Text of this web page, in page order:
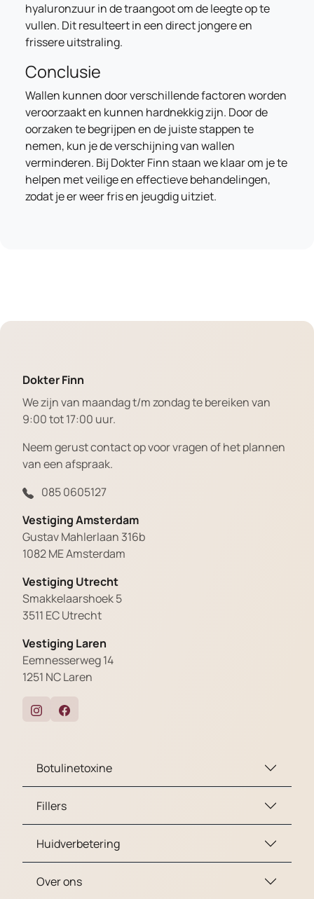
hyaluronzuur in de traangoot om de leegte op te
vullen. Dit resulteert in een direct jongere en
frissere uitstraling.
Conclusie
Wallen kunnen door verschillende factoren worden
veroorzaakt en kunnen hardnekkig zijn. Door de
oorzaken te begrijpen en de juiste stappen te
nemen, kun je de verschijning van wallen
verminderen. Bij Dokter Finn staan we klaar om je te
helpen met veilige en effectieve behandelingen,
zodat je er weer fris en jeugdig uitziet.
Dokter Finn
We zijn van maandag t/m zondag te bereiken van
9:00 tot 17:00 uur.
Neem gerust contact op voor vragen of het plannen
van een afspraak.
085 0605127
Vestiging Amsterdam
Gustav Mahlerlaan 316b
1082 ME Amsterdam
Vestiging Utrecht
Smakkelaarshoek 5
3511 EC Utrecht
Vestiging Laren
Eemnesserweg 14
1251 NC Laren
Botulinetoxine
Fillers
Huidverbetering
Over ons